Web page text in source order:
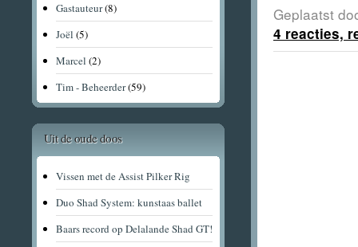
Geplaatst
4 reacties,
Gastauteur(8)
Joël (5)
Marcel (2)
Tim - Beheerder(59)
Uit de oude doos
Vissen met de Assist Pilker Rig
Duo Shad System: kunstaas ballet
Baars record op Delalande Shad GT!